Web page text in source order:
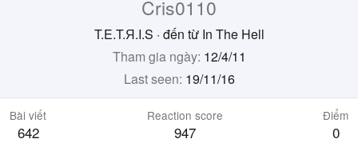
Cris0110
T.E.T.Я.I.S · đến từ In The Hell
Tham gia ngày 12/4/11
Last seen 19/11/16
Bài viết
642
Reaction score
947
Điểm
0